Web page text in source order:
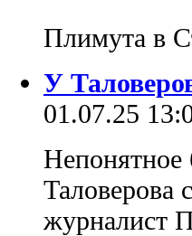
Плимута в
У
01.07.25
Непонятное
Таловерова
журналист